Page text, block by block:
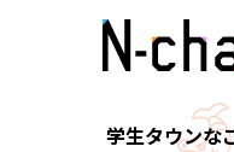
学生タウンな